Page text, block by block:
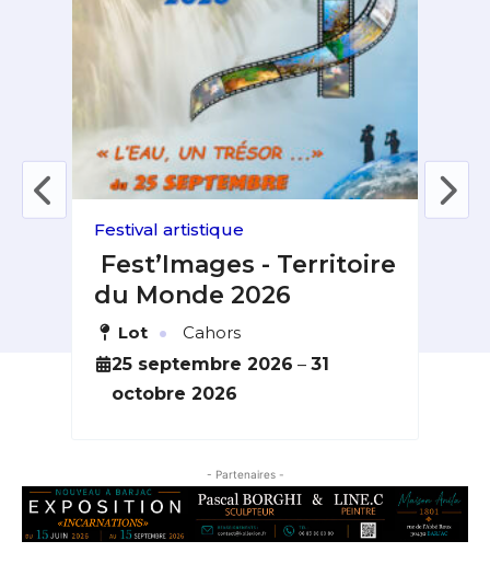
Festival artistique
Fest’Images - Territoire
du Monde 2026
Lot ·
Cahors
25 septembre 2026 –31
octobre 2026
- Partenaires -